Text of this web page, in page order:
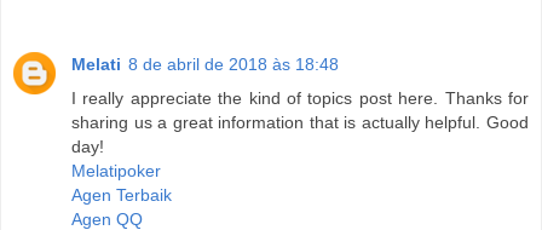
Melati 8 de abril de 2018 às 18:48
I really appreciate the kind of topics post here. Thanks for
sharing us a great information that is actually helpful. Good
day!
Melatipoker
Agen Terbaik
Agen QQ